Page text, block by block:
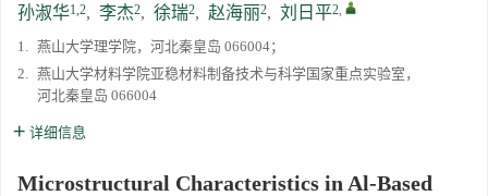
孙淑华1,2, 李杰2, 徐瑞2, 赵海丽2, 刘日平2,
1. 燕山大学理学院，河北秦皇岛 066004；
2. 燕山大学材料学院亚稳材料制备技术与科学国家重点实验室，
河北秦皇岛 066004
详细信息
Microstructural Characteristics in Al-Based